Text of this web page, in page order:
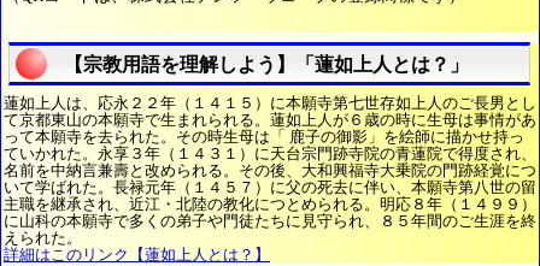
【宗教用語を理解しよう】「蓮如上人とは？」
蓮如上人は、応永２２年（１４１５）に本願寺第七世存如上人のご長男とし
て京都東山の本願寺で生まれられる。蓮如上人が６歳の時に生母は事情があ
って本願寺を去られた。その時生母は「 鹿子の御影」を絵師に描かせ持っ
ていかれた。永享３年（１４３１）に天台宗門跡寺院の青蓮院で得度され、
名前を中納言兼壽と改められる。その後、大和興福寺大乗院の門跡経覚につ
いて学ばれた。長禄元年（１４５７）に父の死去に伴い、本願寺第八世の留
主職を継承され、近江・北陸の教化につとめられる。明応８年（１４９９）
に山科の本願寺で多くの弟子や門徒たちに見守られ、８５年間のご生涯を終
えられた。
詳細はこのリンク【蓮如上人とは？】